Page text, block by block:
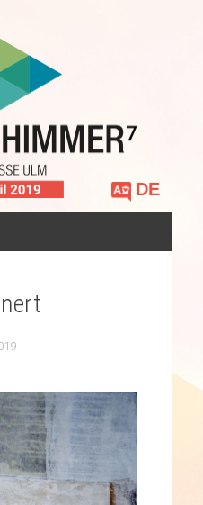
Sprache
auswählen